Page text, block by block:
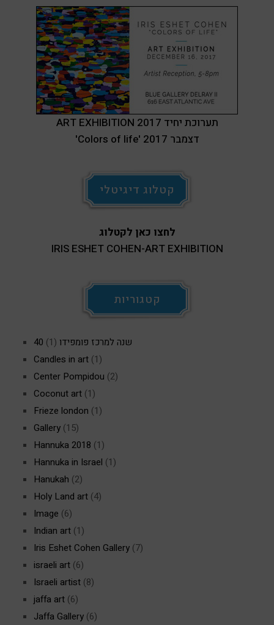
ART EXHIBITION 2017 תערוכת יחיד
'Colors of life' דצמבר 2017
קטלוג דיגיטלי
לחצו כאן לקטלוג
IRIS ESHET COHEN-ART EXHIBITION
קטגוריות
40 שנה למרכז פומפידו (1)
Candles in art (1)
Center Pompidou (2)
Coconut art (1)
Frieze london (1)
Gallery (15)
Hannuka 2018 (1)
Hannuka in Israel (1)
Hanukah (2)
Holy Land art (4)
Image (6)
Indian art (1)
Iris Eshet Cohen Gallery (7)
israeli art (6)
Israeli artist (8)
jaffa art (6)
Jaffa Gallery (6)